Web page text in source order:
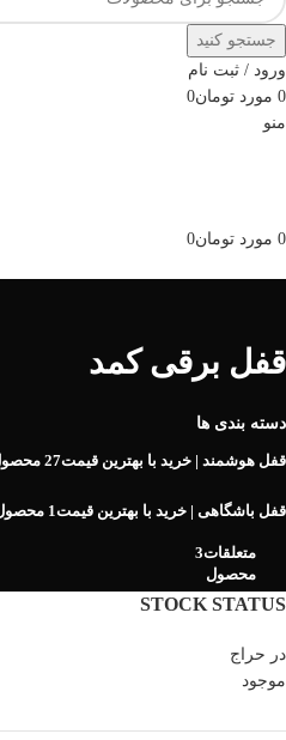
جستجو کنید
ورود / ثبت نام
0 مورد تومان0
منو
0 مورد تومان0
قفل برقی کمد
دسته بندی ها
قفل هوشمند | خرید با بهترین قیمت27 محصول
قفل باشگاهی | خرید با بهترین قیمت1 محصول
متعلقات3
محصول
STOCK STATUS
در حراج
موجود